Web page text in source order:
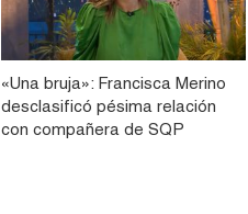
«Una bruja»: Francisca Merino
desclasificó pésima relación
con compañera de SQP